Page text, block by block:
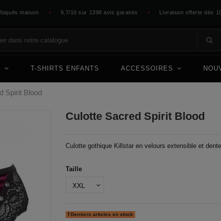
maison ✦ 9,7/10 sur 1398 avis garantis ✦ Livraison offerte dès 100 €
T-SHIRTS ENFANTS ACCESSOIRES
Spirit Blood
Culotte Sacred Spirit Blood
Culotte gothique Killstar en velours extensible et
Taille
Derniers articles en stock